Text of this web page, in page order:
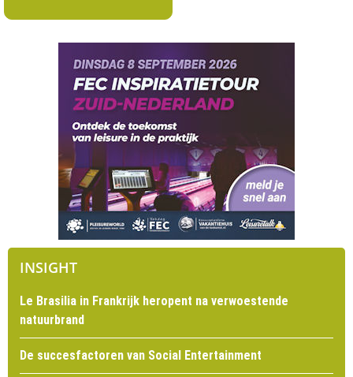
INSIGHT
Le Brasilia in Frankrijk heropent na verwoestende
natuurbrand
De succesfactoren van Social Entertainment